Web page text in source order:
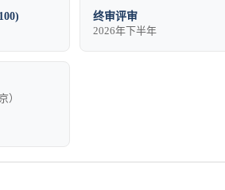
终审评审
2026年下半年
）